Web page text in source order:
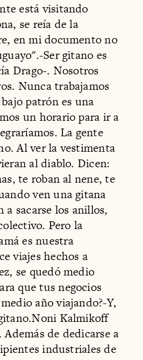
está visitando
se reía de la
en mi documento no
Ser gitano es
Drago-. Nosotros
Nunca trabajamos
patrón es una
un horario para ir a
La gente
Al ver la vestimenta
al diablo. Dicen:
te roban al nene, te
ven una gitana
a sacarse los anillos,
Pero la
es nuestra
viajes hechos a
se quedó medio
que tus negocios
año viajando?-Y,
Kalmikoff
de dedicarse a
industriales de